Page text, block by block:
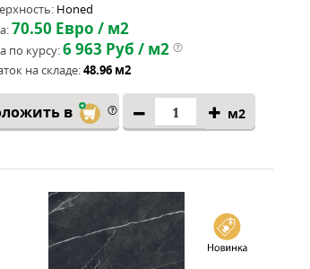
Honed
70.50 Евро / м2
по курсу:6 963 Руб / м2
на складе:48.96 м2
в м2